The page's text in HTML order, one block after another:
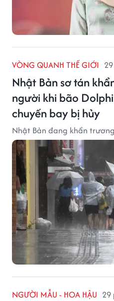
VÒNG QUANH THẾ GIỚI
Nhật Bản sơ tán
người khi bão
chuyến bay bị hủy
Nhật Bản đang khẩn
NGƯỜI MẪU - HOA HẬU